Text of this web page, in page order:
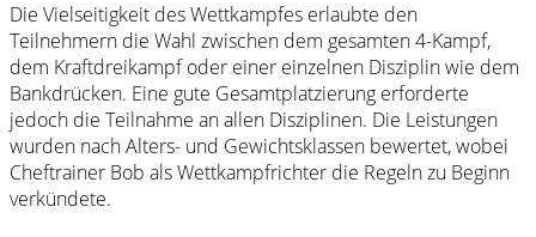
Die Vielseitigkeit des Wettkampfes erlaubte den
Teilnehmern die Wahl zwischen dem gesamten 4-Kampf,
dem Kraftdreikampf oder einer einzelnen Disziplin wie dem
Bankdrücken. Eine gute Gesamtplatzierung erforderte
jedoch die Teilnahme an allen Disziplinen. Die Leistungen
wurden nach Alters- und Gewichtsklassen bewertet, wobei
Cheftrainer Bob als Wettkampfrichter die Regeln zu Beginn
verkündete.